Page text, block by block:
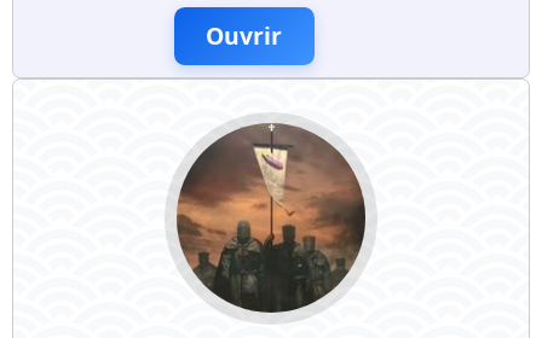
Ouvrir